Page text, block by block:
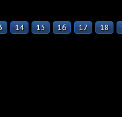
14 15 16 17 18